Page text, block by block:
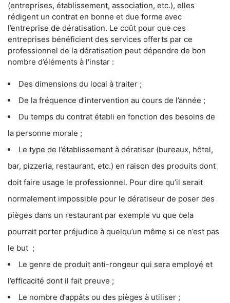
(entreprises, établissement, association, etc.), elles
rédigent un contrat en bonne et due forme avec
l’entreprise de dératisation. Le coût pour que ces
entreprises bénéficient des services offerts par ce
professionnel de la dératisation peut dépendre de bon
nombre d’éléments à l'instar :
Des dimensions du local à traiter ;
De la fréquence d’intervention au cours de l’année ;
Du temps du contrat établi en fonction des besoins de
la personne morale ;
Le type de l’établissement à dératiser (bureaux, hôtel,
bar, pizzeria, restaurant, etc.) en raison des produits dont
doit faire usage le professionnel. Pour dire qu’il serait
normalement impossible pour le dératiseur de poser des
pièges dans un restaurant par exemple vu que cela
pourrait porter préjudice à quelqu’un même si ce n’est pas
le but ;
Le genre de produit anti-rongeur qui sera employé et
l’efficacité dont il fait preuve ;
Le nombre d’appâts ou des pièges à utiliser ;